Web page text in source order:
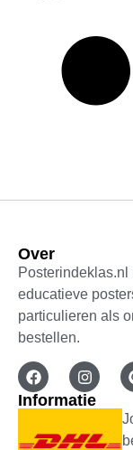
Over
educatieve
particulieren als
bestellen.
Informatie